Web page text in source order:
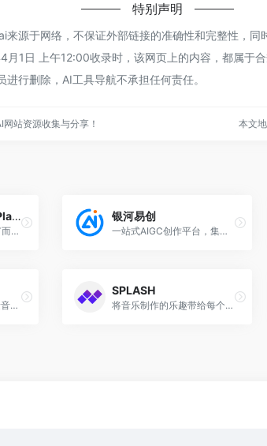
特别声明
来源于网络，不保证外部链接的准确性和完整性，同
月1日 上午12:00收录时，该网页上的内容，都属于
行删除，AI工具导航不承担任何责任。
站资源收集与分享！ 本文
Natural Language Playlist
探索语言和音乐之间丰富而复杂的关系，并使用 Transformer 语言模型构建播放列表。
银河易创
一站式AIGC创作平台，集成GPT-3.5、GPT-4、文心一言等对话模型、Midjourney、DallE等绘画工具、AI音乐、AI视频和AI PPT等功能！
AI音乐生成，生成高质量音乐，仅需30秒的时间
SPLASH
将音乐制作的乐趣带给每个人。